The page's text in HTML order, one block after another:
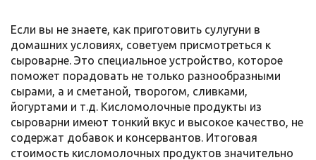
Если вы не знаете, как приготовить сулугуни в
домашних условиях, советуем присмотреться к
сыроварне. Это специальное устройство, которое
поможет порадовать не только разнообразными
сырами, а и сметаной, творогом, сливками,
йогуртами и т.д. Кисломолочные продукты из
сыроварни имеют тонкий вкус и высокое качество, не
содержат добавок и консервантов. Итоговая
стоимость кисломолочных продуктов значительно